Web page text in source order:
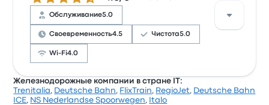
Обслуживание5.0
Своевременность4.5 Чистота5.0
Wi-Fi4.0
Рейтинг компании на Busbud: 4.5 (всего оценок:
Железнодорожные компании в стране IT:
Trenitalia, Deutsche Bahn, FlixTrain, RegioJet, Deutsche Bahn
ICE, NS Nederlandse Spoorwegen, Italo